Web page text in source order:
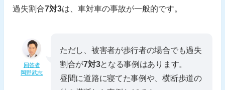
過失割合7対3は、車対車の事故が一般的です。
回答者
岡野武志
ただし、被害者が歩行者の場合でも過失
割合が7対3となる事例はあります。
昼間に道路に寝てた事例や、横断歩道の